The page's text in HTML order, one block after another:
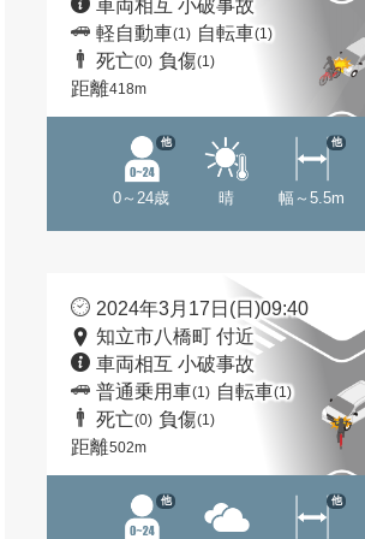
車両相互 小破事故
軽自動車(1) 自転車(1)
死亡(0) 負傷(1)
距離418m
0～24歳
他
晴 幅～5.5m
他
2024年3月17日(日)09:40
知立市八橋町 付近
車両相互 小破事故
普通乗用車(1) 自転車(1)
死亡(0) 負傷(1)
距離502m
他 他